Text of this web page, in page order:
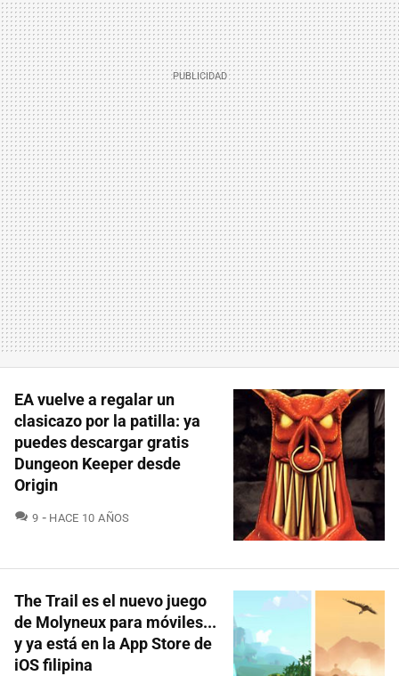
EA vuelve a regalar un
clasicazo por la patilla: ya
puedes descargar gratis
Dungeon Keeper desde
Origin
9 COMENTARIOS
HACE 10 AÑOS
The Trail es el nuevo juego
de Molyneux para móviles...
y ya está en la App Store de
iOS filipina